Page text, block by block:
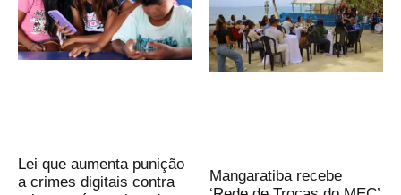
Lei que aumenta punição
a crimes digitais contra
Mangaratiba recebe